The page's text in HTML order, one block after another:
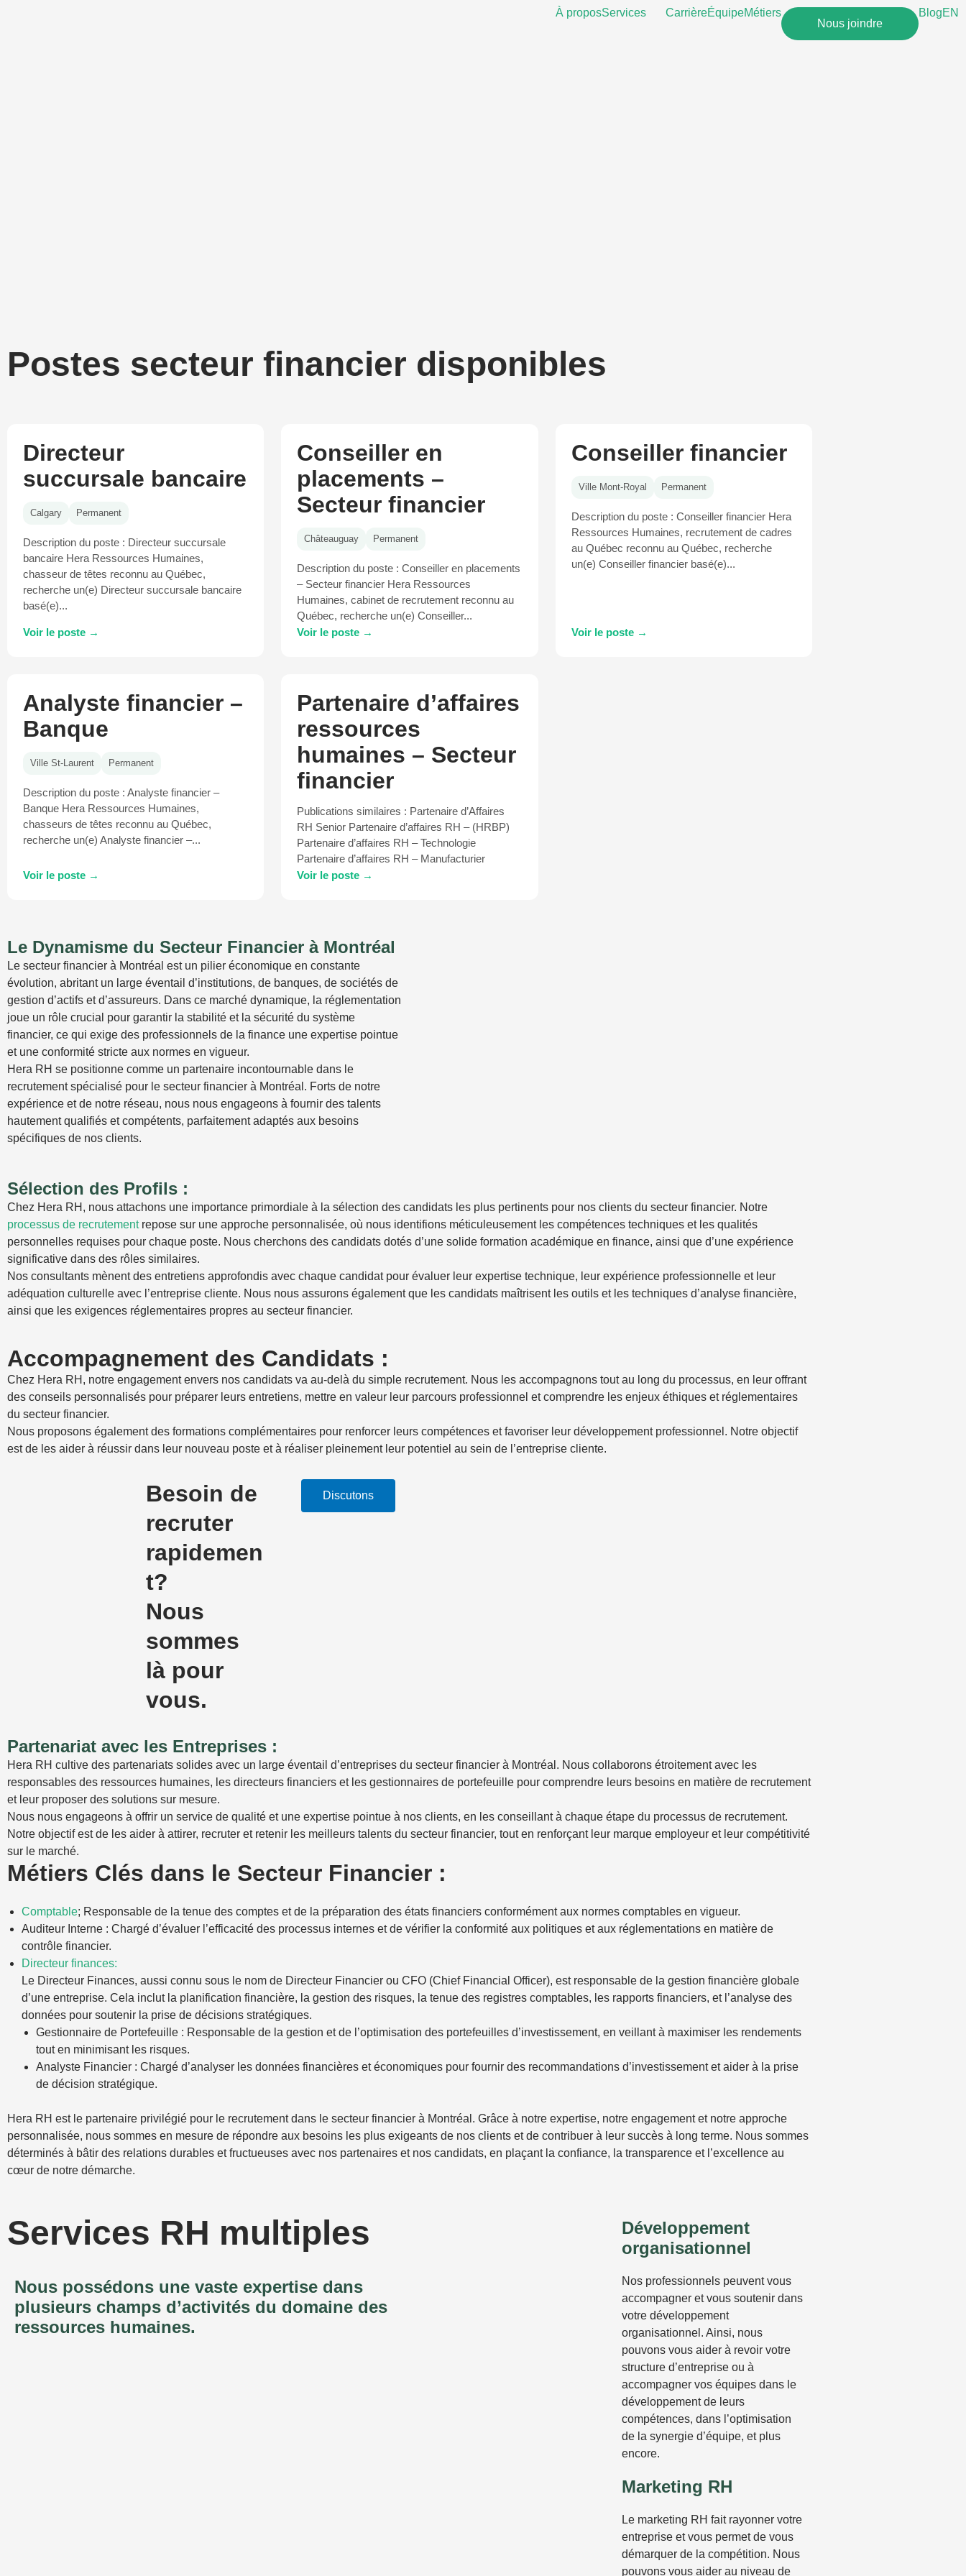
À proposServices CarrièreÉquipeMétiers
Nous joindre
BlogEN
Postes secteur financier disponibles
Directeur
succursale bancaire
Calgary Permanent
Description du poste : Directeur succursale
bancaire Hera Ressources Humaines,
chasseur de têtes reconnu au Québec,
recherche un(e) Directeur succursale bancaire
basé(e)...
Voir le poste →
Conseiller en
placements –
Secteur financier
Châteauguay Permanent
Description du poste : Conseiller en placements
– Secteur financier Hera Ressources
Humaines, cabinet de recrutement reconnu au
Québec, recherche un(e) Conseiller...
Voir le poste →
Conseiller financier
Ville Mont-Royal Permanent
Description du poste : Conseiller financier Hera
Ressources Humaines, recrutement de cadres
au Québec reconnu au Québec, recherche
un(e) Conseiller financier basé(e)...
Voir le poste →
Analyste financier –
Banque
Ville St-Laurent Permanent
Description du poste : Analyste financier –
Banque Hera Ressources Humaines,
chasseurs de têtes reconnu au Québec,
recherche un(e) Analyste financier –...
Voir le poste →
Partenaire d’affaires
ressources
humaines – Secteur
financier
Publications similaires : Partenaire d’Affaires
RH Senior Partenaire d’affaires RH – (HRBP)
Partenaire d’affaires RH – Technologie
Partenaire d’affaires RH – Manufacturier
Voir le poste →
Le Dynamisme du Secteur Financier à Montréal
Le secteur financier à Montréal est un pilier économique en constante
évolution, abritant un large éventail d’institutions, de banques, de sociétés de
gestion d’actifs et d’assureurs. Dans ce marché dynamique, la réglementation
joue un rôle crucial pour garantir la stabilité et la sécurité du système
financier, ce qui exige des professionnels de la finance une expertise pointue
et une conformité stricte aux normes en vigueur.
Hera RH se positionne comme un partenaire incontournable dans le
recrutement spécialisé pour le secteur financier à Montréal. Forts de notre
expérience et de notre réseau, nous nous engageons à fournir des talents
hautement qualifiés et compétents, parfaitement adaptés aux besoins
spécifiques de nos clients.
Sélection des Profils :
Chez Hera RH, nous attachons une importance primordiale à la sélection des candidats les plus pertinents pour nos clients du secteur financier. Notre
processus de recrutementrepose sur une approche personnalisée, où nous identifions méticuleusement les compétences techniques et les qualités
personnelles requises pour chaque poste. Nous cherchons des candidats dotés d’une solide formation académique en finance, ainsi que d’une expérience
significative dans des rôles similaires.
Nos consultants mènent des entretiens approfondis avec chaque candidat pour évaluer leur expertise technique, leur expérience professionnelle et leur
adéquation culturelle avec l’entreprise cliente. Nous nous assurons également que les candidats maîtrisent les outils et les techniques d’analyse financière,
ainsi que les exigences réglementaires propres au secteur financier.
Accompagnement des Candidats :
Chez Hera RH, notre engagement envers nos candidats va au-delà du simple recrutement. Nous les accompagnons tout au long du processus, en leur offrant
des conseils personnalisés pour préparer leurs entretiens, mettre en valeur leur parcours professionnel et comprendre les enjeux éthiques et réglementaires
du secteur financier.
Nous proposons également des formations complémentaires pour renforcer leurs compétences et favoriser leur développement professionnel. Notre objectif
est de les aider à réussir dans leur nouveau poste et à réaliser pleinement leur potentiel au sein de l’entreprise cliente.
Besoin de
recruter
rapidemen
t?
Nous
sommes
là pour
vous.
Discutons
Partenariat avec les Entreprises :
Hera RH cultive des partenariats solides avec un large éventail d’entreprises du secteur financier à Montréal. Nous collaborons étroitement avec les
responsables des ressources humaines, les directeurs financiers et les gestionnaires de portefeuille pour comprendre leurs besoins en matière de recrutement
et leur proposer des solutions sur mesure.
Nous nous engageons à offrir un service de qualité et une expertise pointue à nos clients, en les conseillant à chaque étape du processus de recrutement.
Notre objectif est de les aider à attirer, recruter et retenir les meilleurs talents du secteur financier, tout en renforçant leur marque employeur et leur compétitivité
sur le marché.
Métiers Clés dans le Secteur Financier :
Comptable; Responsable de la tenue des comptes et de la préparation des états financiers conformément aux normes comptables en vigueur.
Auditeur Interne : Chargé d’évaluer l’efficacité des processus internes et de vérifier la conformité aux politiques et aux réglementations en matière de
contrôle financier.
Directeur finances:
Le Directeur Finances, aussi connu sous le nom de Directeur Financier ou CFO (Chief Financial Officer), est responsable de la gestion financière globale
d’une entreprise. Cela inclut la planification financière, la gestion des risques, la tenue des registres comptables, les rapports financiers, et l’analyse des
données pour soutenir la prise de décisions stratégiques.
Gestionnaire de Portefeuille : Responsable de la gestion et de l’optimisation des portefeuilles d’investissement, en veillant à maximiser les rendements
tout en minimisant les risques.
Analyste Financier : Chargé d’analyser les données financières et économiques pour fournir des recommandations d’investissement et aider à la prise
de décision stratégique.
Hera RH est le partenaire privilégié pour le recrutement dans le secteur financier à Montréal. Grâce à notre expertise, notre engagement et notre approche
personnalisée, nous sommes en mesure de répondre aux besoins les plus exigeants de nos clients et de contribuer à leur succès à long terme. Nous sommes
déterminés à bâtir des relations durables et fructueuses avec nos partenaires et nos candidats, en plaçant la confiance, la transparence et l’excellence au
cœur de notre démarche.
Services RH multiples
Nous possédons une vaste expertise dans
plusieurs champs d’activités du domaine des
ressources humaines.
Développement
organisationnel
Nos professionnels peuvent vous
accompagner et vous soutenir dans
votre développement
organisationnel. Ainsi, nous
pouvons vous aider à revoir votre
structure d’entreprise ou à
accompagner vos équipes dans le
développement de leurs
compétences, dans l’optimisation
de la synergie d’équipe, et plus
encore.
Marketing RH
Le marketing RH fait rayonner votre
entreprise et vous permet de vous
démarquer de la compétition. Nous
pouvons vous aider au niveau de